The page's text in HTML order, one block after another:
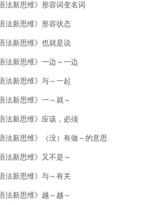
法新思维》形容词变名词
法新思维》形容状态
法新思维》也就是说
法新思维》一边～一边
法新思维》与～一起
法新思维》一～就～
法新思维》应该，必须
法新思维》（没）有做～的意思
法新思维》又不是～
法新思维》与～有关
法新思维》越～越～